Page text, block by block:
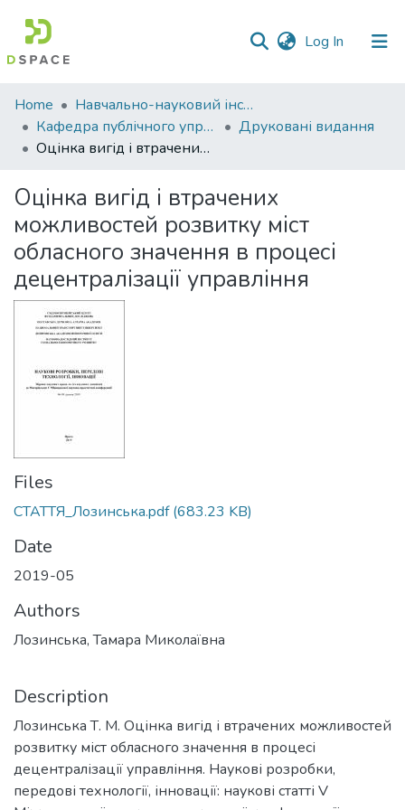
Log In (current)
Communities
&
Collections
Statistics
Home
Навчально-науковий інститут економіки, управління, права та інформаційних технологій
Кафедра публічного управління та адміністрування
Друковані видання
Оцінка вигід і втрачених можливостей розвитку міст обласного значення в процесі децентралізації управління
Оцінка вигід і втрачених
можливостей розвитку міст
обласного значення в процесі
децентралізації управління
Files
СТАТТЯ_Лозинська.pdf(683.23 KB)
Date
2019-05
Authors
Лозинська, Тамара Миколаївна
Description
Лозинська Т. М. Оцінка вигід і втрачених можливостей
розвитку міст обласного значення в процесі
децентралізації управління. Наукові розробки,
передові технології, інновації: наукові статті V